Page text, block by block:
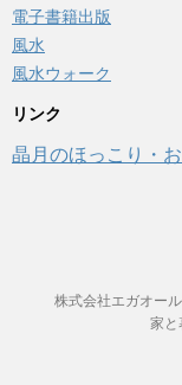
電子書籍出版
風水
風水ウォーク
リンク
晶月のほっこり・
株式会社エガオー
家と